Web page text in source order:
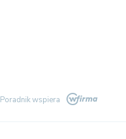
Poradnik wspiera